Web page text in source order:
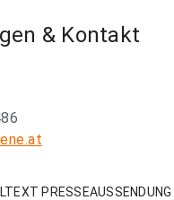
& Kontakt